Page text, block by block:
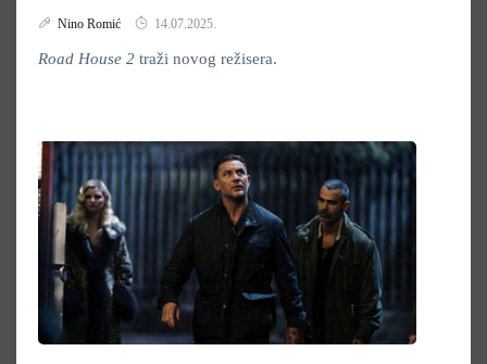
Nino Romić 14.07.2025.
Road House 2 traži novog režisera.